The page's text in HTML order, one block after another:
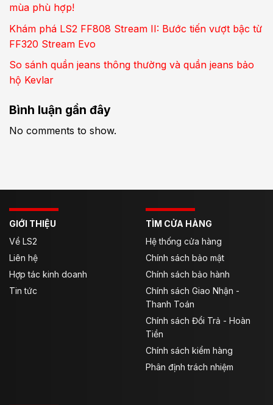
mùa phù hợp!
Khám phá LS2 FF808 Stream II: Bước tiến vượt bậc từ
FF320 Stream Evo
So sánh quần jeans thông thường và quần jeans bảo
hộ Kevlar
Bình luận gần đây
No comments to show.
GIỚI THIỆU
Về LS2
Liên hệ
Hợp tác kinh doanh
Tin tức
TÌM CỬA HÀNG
Hệ thống cửa hàng
Chính sách bảo mật
Chính sách bảo hành
Chính sách Giao Nhận -
Thanh Toán
Chính sách Đổi Trả - Hoàn
Tiền
Chính sách kiểm hàng
Phân định trách nhiệm